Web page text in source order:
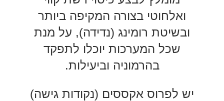
ואלחוטי בצורה המקיפה ביותר
ובשיטת רומינג (נדידה), על מנת
שכל המערכות יוכלו לתפקד
בהרמוניה וביעילות.
יש לפרוס אקססים (נקודות גישה)